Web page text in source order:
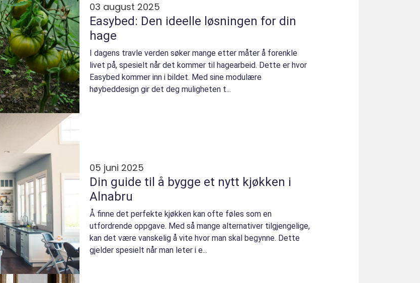
03 august 2025
Easybed: Den ideelle løsningen for din
hage
I dagens travle verden søker mange etter måter å forenkle
livet på, spesielt når det kommer til hagearbeid. Dette er hvor
Easybed kommer inn i bildet. Med sine modulære
høybeddesign gir det deg muligheten t...
05 juni 2025
Din guide til å bygge et nytt kjøkken i
Alnabru
Å finne det perfekte kjøkken kan ofte føles som en
utfordrende oppgave. Med så mange alternativer tilgjengelige,
kan det være vanskelig å vite hvor man skal begynne. Dette
gjelder spesielt når man leter i e...